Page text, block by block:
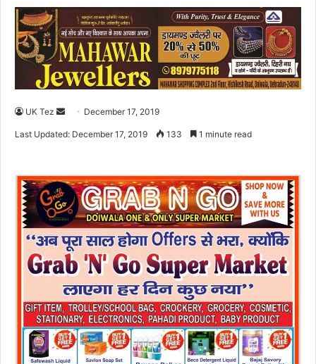
UK Tez
e
a
e
m
a
i
December 17, 2019
Last Updated: December 17, 2019 133 1 minute read